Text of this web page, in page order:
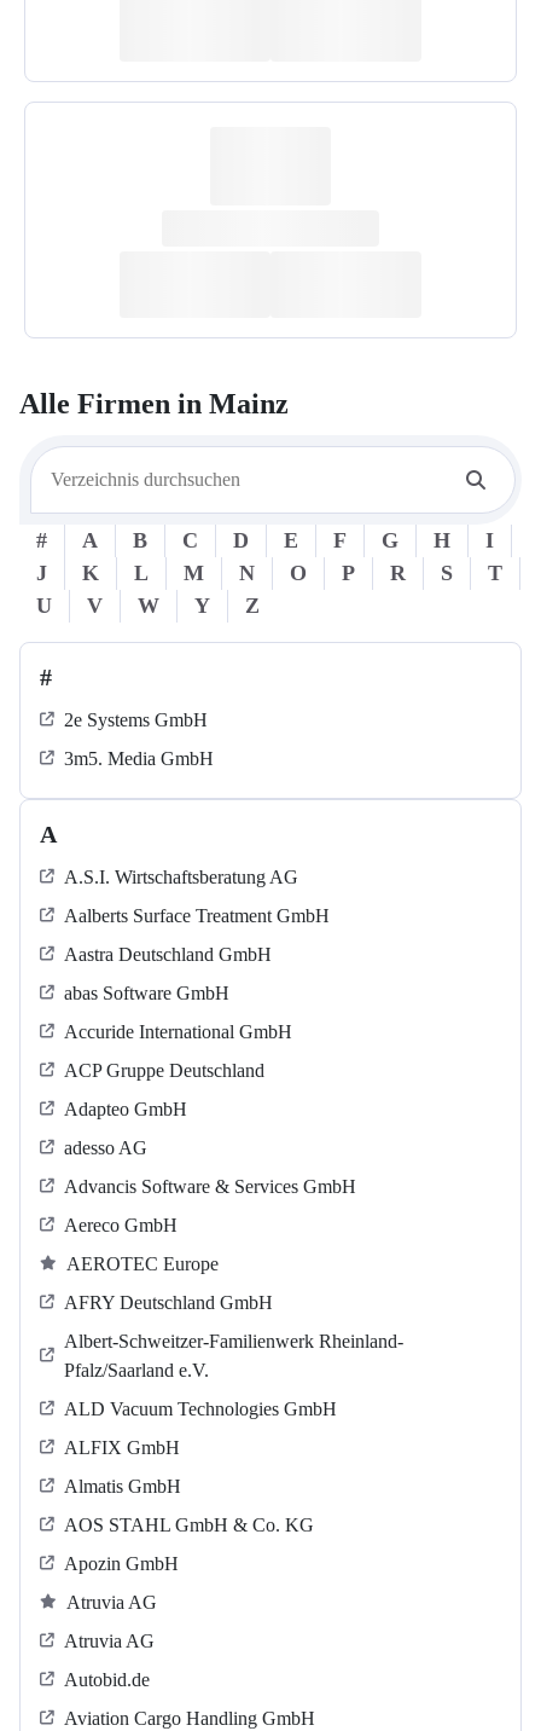
Alle Firmen in Mainz
# A B C D E F G H
I
J
K L M N O P R S
T
U
V W Y Z
#
2e Systems GmbH
3m5. Media GmbH
A
A.S.I. Wirtschaftsberatung AG
Aalberts Surface Treatment GmbH
Aastra Deutschland GmbH
abas Software GmbH
Accuride International GmbH
ACP Gruppe Deutschland
Adapteo GmbH
adesso AG
Advancis Software & Services GmbH
Aereco GmbH
AEROTEC Europe
AFRY Deutschland GmbH
Albert-Schweitzer-Familienwerk Rheinland-
Pfalz/Saarland e.V.
ALD Vacuum Technologies GmbH
ALFIX GmbH
Almatis GmbH
AOS STAHL GmbH & Co. KG
Apozin GmbH
Atruvia AG
Atruvia AG
Autobid.de
Aviation Cargo Handling GmbH